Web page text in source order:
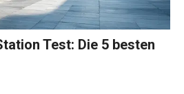
Test: Die 5 besten